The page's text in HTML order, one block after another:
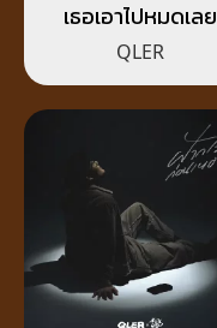
เธอเอาไปหมดเลย
(VOIDED)
QLER